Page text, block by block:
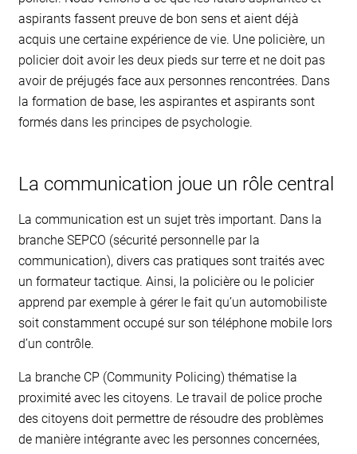
aspirants fassent preuve de bon sens et aient déjà
acquis une certaine expérience de vie. Une policière, un
policier doit avoir les deux pieds sur terre et ne doit pas
avoir de préjugés face aux personnes rencontrées. Dans
la formation de base, les aspirantes et aspirants sont
formés dans les principes de psychologie.
La communication joue un rôle central
La communication est un sujet très important. Dans la
branche SEPCO (sécurité personnelle par la
communication), divers cas pratiques sont traités avec
un formateur tactique. Ainsi, la policière ou le policier
apprend par exemple à gérer le fait qu’un automobiliste
soit constamment occupé sur son téléphone mobile lors
d’un contrôle.
La branche CP (Community Policing) thématise la
proximité avec les citoyens. Le travail de police proche
des citoyens doit permettre de résoudre des problèmes
de manière intégrante avec les personnes concernées,